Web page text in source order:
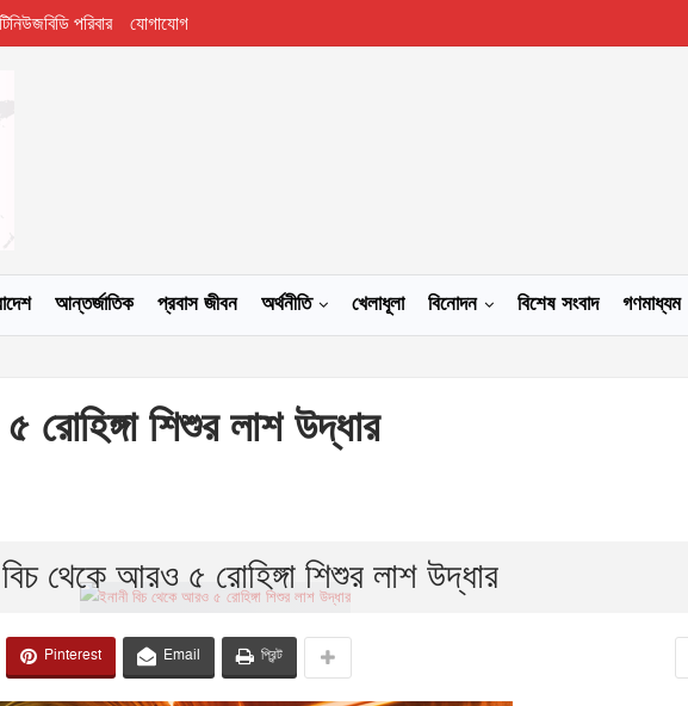
পরিবার যোগাযোগ
আন্তর্জাতিক প্রবাস জীবন অর্থনীতি খেলাধূলা বিনোদন বিশেষ সংবাদ গণমাধ্যম
রোহিঙ্গা শিশুর লাশ উদ্ধার
বিচ থেকে আরও ৫ রোহিঙ্গা শিশুর লাশ উদ্ধার
Pinterest Email প্রিন্ট